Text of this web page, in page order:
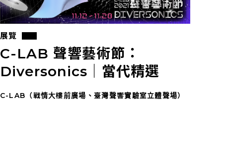
展覽
C-LAB 聲響藝術節：
Diversonics｜當代精選
C-LAB（戰情大樓前廣場、臺灣聲響實驗室立體聲場）